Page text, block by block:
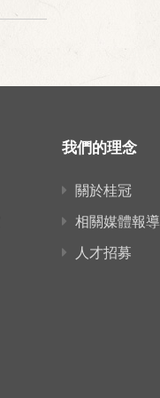
我們的理念
關於桂冠
相關媒體報導
人才招募